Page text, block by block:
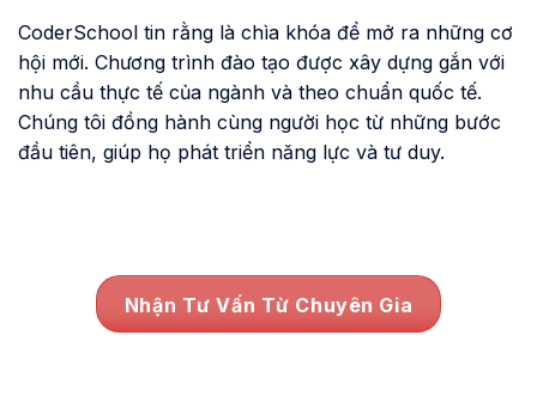
CoderSchool tin rằng là chìa khóa để mở ra những cơ
hội mới. Chương trình đào tạo được xây dựng gắn với
nhu cầu thực tế của ngành và theo chuẩn quốc tế.
Chúng tôi đồng hành cùng người học từ những bước
đầu tiên, giúp họ phát triển năng lực và tư duy.
Nhận Tư Vấn Từ Chuyên Gia